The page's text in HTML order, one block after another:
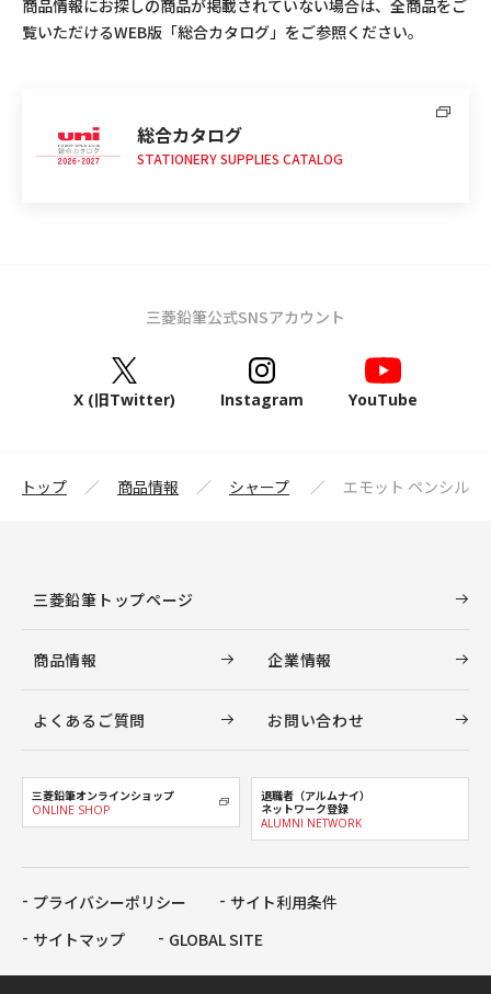
商品情報にお探しの商品が掲載されていない場合は、全商品をご
覧いただけるWEB版「総合カタログ」をご参照ください。
総合カタログ
STATIONERY SUPPLIES CATALOG
三菱鉛筆公式SNSアカウント
X (旧Twitter) Instagram YouTube
筆トップ 商品情報 シャープ エモット ペンシル
三菱鉛筆トップページ
商品情報 企業情報
よくあるご質問 お問い合わせ
三菱鉛筆オンラインショップ
ONLINE SHOP
退職者（アルムナイ）
ネットワーク登録
ALUMNI NETWORK
プライバシーポリシー
サイト利用条件
サイトマップ
GLOBAL SITE